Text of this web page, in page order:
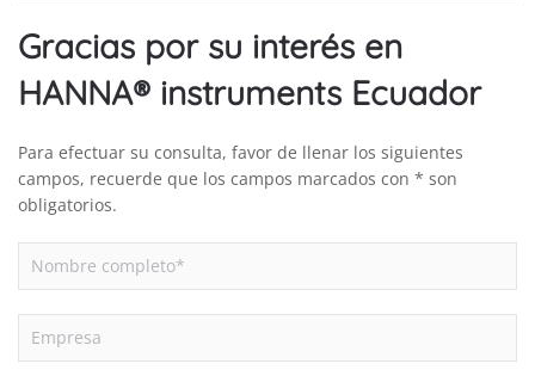
Gracias por su interés en
HANNA® instruments Ecuador
Para efectuar su consulta, favor de llenar los siguientes
campos, recuerde que los campos marcados con * son
obligatorios.